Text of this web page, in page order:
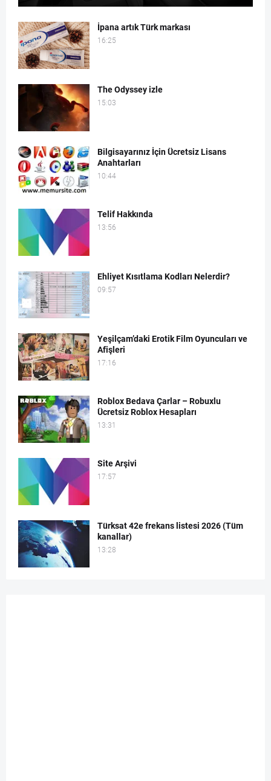
İpana artık Türk markası
16:25
The Odyssey izle
15:03
Bilgisayarınız İçin Ücretsiz Lisans
Anahtarları
10:44
Telif Hakkında
13:56
Ehliyet Kısıtlama Kodları Nelerdir?
09:57
Yeşilçam’daki Erotik Film Oyuncuları ve
Afişleri
17:16
Roblox Bedava Çarlar – Robuxlu
Ücretsiz Roblox Hesapları
13:31
Site Arşivi
17:57
Türksat 42e frekans listesi 2026 (Tüm
kanallar)
13:28